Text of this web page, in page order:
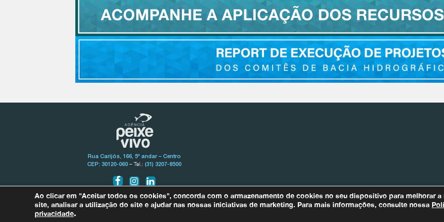
Rua Carijós, 166, 5º andar – Centro
CEP: 30120-060– Tel.: (31) 3207-8500
Para quaisquer informações
Encarregado de Proteção de Dados
Ao clicar em "Aceitar todos os cookies", concorda com o armazenamento de cookies no seu dispositivo para melhorar a
site, analisar a utilização do site e ajudar nas nossas iniciativas de marketing. Para mais informações, consulte nossa
privacidade.